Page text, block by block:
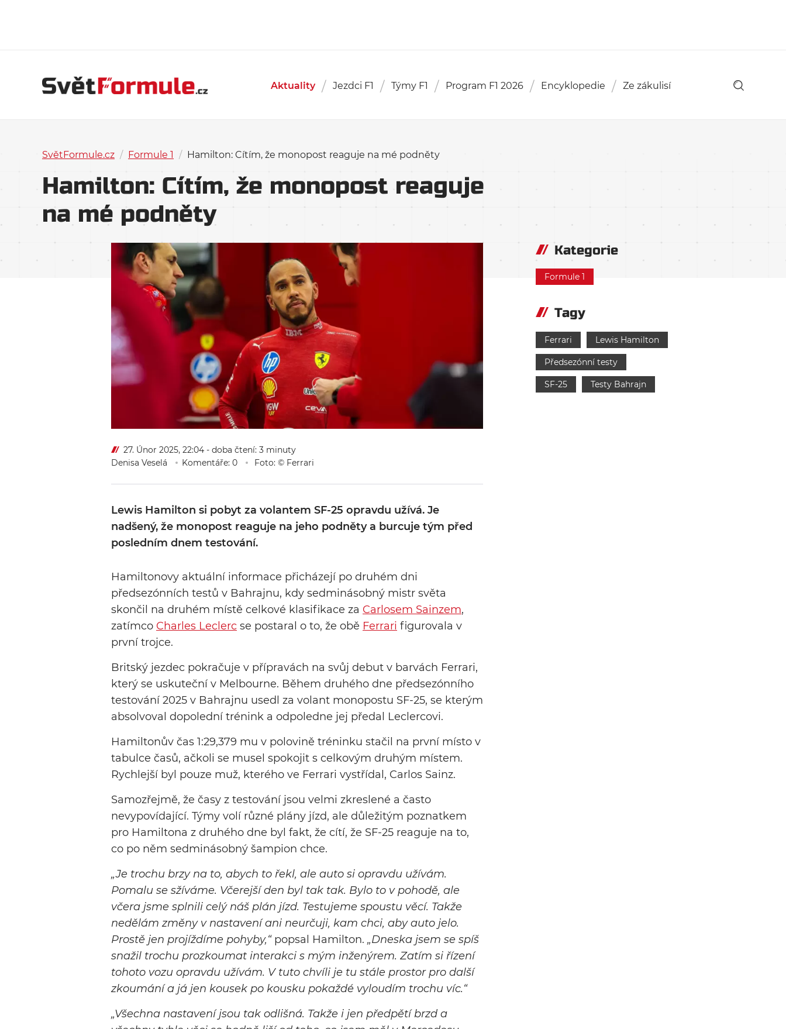
Aktuality Jezdci F1 Týmy F1 Program F1 2026 Encyklopedie Ze zákulisí
SvětFormule.cz / Formule 1 / Hamilton: Cítím, že monopost reaguje na mé podněty
Hamilton: Cítím, že monopost reaguje
na mé podněty
27. Únor 2025, 22:04 - doba čtení: 3 minuty
Denisa Veselá
Komentáře: 0 Foto: © Ferrari
Lewis Hamilton si pobyt za volantem SF-25 opravdu užívá. Je
nadšený, že monopost reaguje na jeho podněty a burcuje tým před
posledním dnem testování.
Hamiltonovy aktuální informace přicházejí po druhém dni
předsezónních testů v Bahrajnu, kdy sedminásobný mistr světa
skončil na druhém místě celkové klasifikace za Carlosem Sainzem,
zatímco Charles Leclerc se postaral o to, že obě Ferrari figurovala v
první trojce.
Britský jezdec pokračuje v přípravách na svůj debut v barvách Ferrari,
který se uskuteční v Melbourne. Během druhého dne předsezónního
testování 2025 v Bahrajnu usedl za volant monopostu SF-25, se kterým
absolvoval dopolední trénink a odpoledne jej předal Leclercovi.
Hamiltonův čas 1:29,379 mu v polovině tréninku stačil na první místo v
tabulce časů, ačkoli se musel spokojit s celkovým druhým místem.
Rychlejší byl pouze muž, kterého ve Ferrari vystřídal, Carlos Sainz.
Samozřejmě, že časy z testování jsou velmi zkreslené a často
nevypovídající. Týmy volí různé plány jízd, ale důležitým poznatkem
pro Hamiltona z druhého dne byl fakt, že cítí, že SF-25 reaguje na to,
co po něm sedminásobný šampion chce.
„Je trochu brzy na to, abych to řekl, ale auto si opravdu užívám.
Pomalu se sžíváme. Včerejší den byl tak tak. Bylo to v pohodě, ale
včera jsme splnili celý náš plán jízd. Testujeme spoustu věcí. Takže
nedělám změny v nastavení ani neurčuji, kam chci, aby auto jelo.
Prostě jen projíždíme pohyby,“popsal Hamilton. „Dneska jsem se spíš
snažil trochu prozkoumat interakci s mým inženýrem. Zatím si řízení
tohoto vozu opravdu užívám. V tuto chvíli je tu stále prostor pro další
zkoumání a já jen kousek po kousku pokaždé vyloudím trochu víc.“
„Všechna nastavení jsou tak odlišná. Takže i jen předpětí brzd a
Kategorie
Formule 1
Tagy
Ferrari Lewis Hamilton
Předsezónní testy
SF-25 Testy Bahrajn